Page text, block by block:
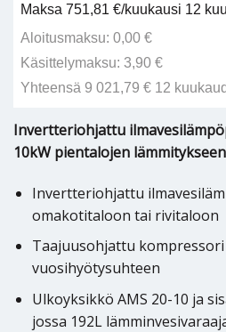
Maksa 751,81 €/kuukausi 12
Aloitusmaksu: 0,00 €
Käsittelymaksu: 3,90 €
Yhteensä 9 021,79 € 12
Invertteriohjattu
10kW pientalojen
Invertteriohjattu
omakotitaloon tai rivitaloon
Taajuusohjattu
vuosihyötysuhteen
Ulkoyksikkö AMS 20-10 ja
jossa 192L